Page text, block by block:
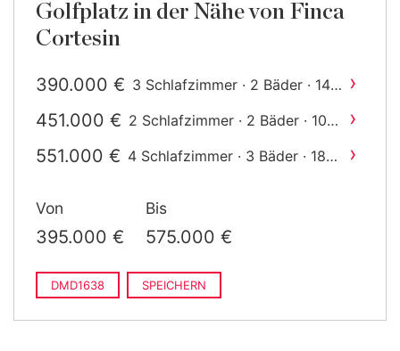
Golfplatz in der Nähe von Finca
Cortesin
390.000 € 3 Schlafzimmer · 2 Bäder · 148
›
451.000 € 2 Schlafzimmer · 2 Bäder · 101
›
551.000 € 4 Schlafzimmer · 3 Bäder · 180
›
Von
395.000 €
Bis
575.000 €
DMD1638 SPEICHERN